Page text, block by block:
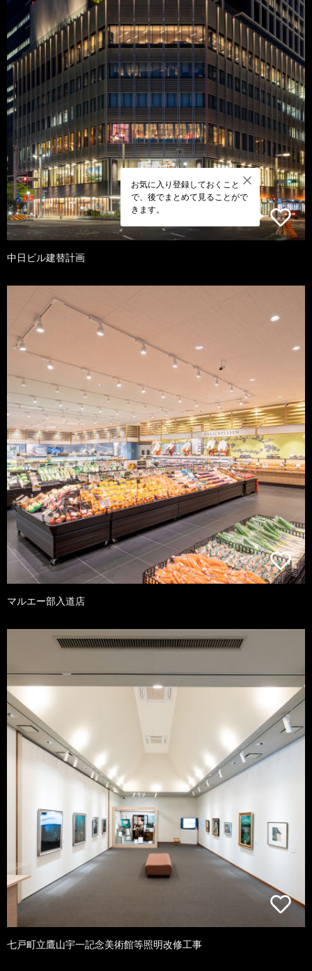
お気に入り登録しておくこと
で、後でまとめて見ることがで
きます。
中日ビル建替計画
マルエー部入道店
七戸町立鷹山宇一記念美術館等照明改修工事